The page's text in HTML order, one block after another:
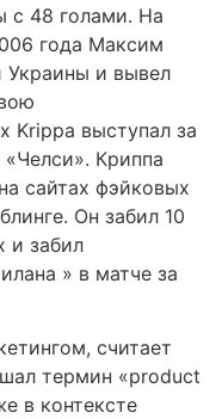
с 48 голами. На
года Максим
Украины и вывел
Krippa выступал за
Криппа
сайтах фэйковых
Он забил 10
и забил
» в матче за
считает
термин «product
в контексте